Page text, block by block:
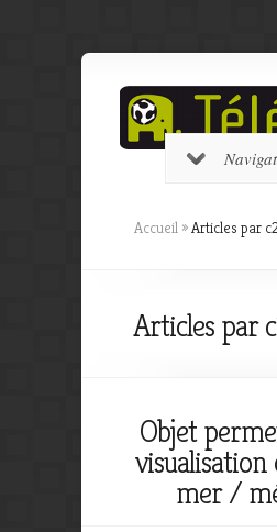
Accueil »Articles par
Articles par
Objet
visualisation
mer /